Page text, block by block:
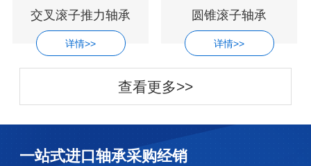
交叉滚子推力轴承
详情>>
圆锥滚子轴承
详情>>
查看更多>>
一站式进口轴承采购经销